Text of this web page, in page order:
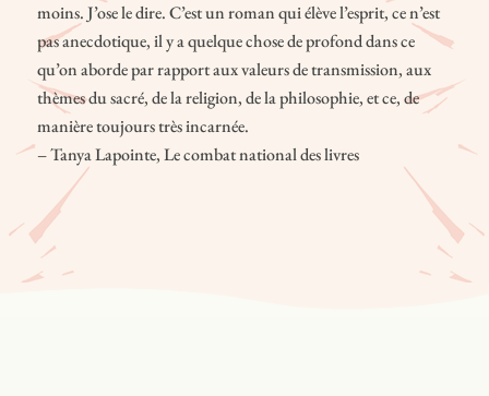
moins. J’ose le dire. C’est un roman qui élève l’esprit, ce n’est
pas anecdotique, il y a quelque chose de profond dans ce
qu’on aborde par rapport aux valeurs de transmission, aux
thèmes du sacré, de la religion, de la philosophie, et ce, de
manière toujours très incarnée.
– Tanya Lapointe, Le combat national des livres